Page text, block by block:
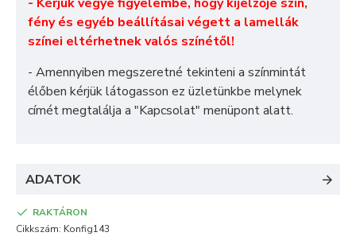
fény és egyéb beállításai végett a lamellák
színei eltérhetnek valós színétől!
- Amennyiben megszeretné tekinteni a színmintát
élőben kérjük látogasson ez üzletünkbe melynek
címét megtalálja a "Kapcsolat" menüpont alatt.
ADATOK
RAKTÁRON
Cikkszám: Konfig143